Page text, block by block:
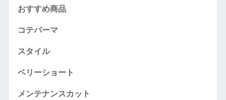
おすすめ商品
コテパーマ
スタイル
ベリーショート
メンテナンスカット